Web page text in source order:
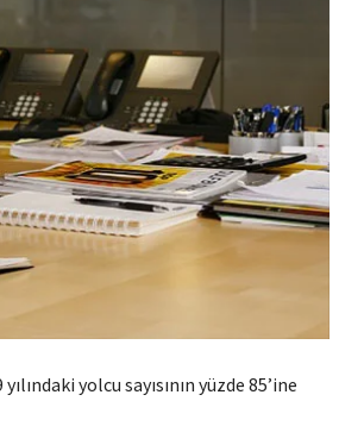
yolcu sayısının yüzde 85’ine